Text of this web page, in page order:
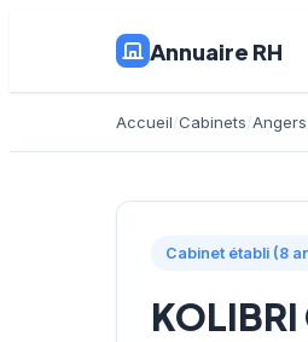
Annuaire RH
Accueil Cabinets Angers
Cabinet établi (8